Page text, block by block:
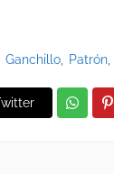
Ganchillo Patrón